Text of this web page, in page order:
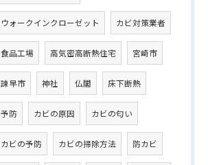
ウォークインクローゼット カビ対策業者
食品工場 高気密高断熱住宅 宮崎市
諫早市 神社 仏閣 床下断熱
予防 カビの原因 カビの匂い
カビの予防 カビの掃除方法 防カビ